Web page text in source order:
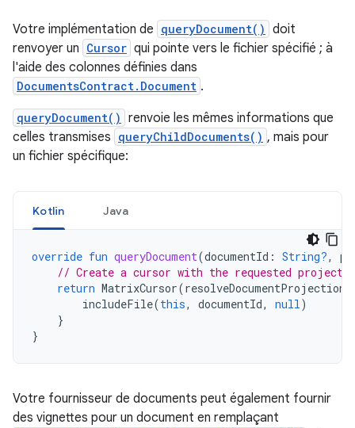
Votre implémentation de queryDocument() doit
renvoyer un Cursor qui pointe vers le fichier spécifié ; à
l'aide des colonnes définies dans
DocumentsContract.Document .
queryDocument() renvoie les mêmes informations que
celles transmises queryChildDocuments() , mais pour
un fichier spécifique:
Kotlin Java
override fun queryDocument(documentId : String?,
// Create a cursor with the requested
return MatrixCursor(resolveDocumentProjection
includeFile(this, documentId, null)
}
}
Votre fournisseur de documents peut également fournir
des vignettes pour un document en remplaçant